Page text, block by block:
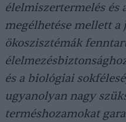
élelmiszertermelés és
megélhetése mellett a
ökoszisztémák
és a biológiai
ugyanolyan nagy
terméshozamokat